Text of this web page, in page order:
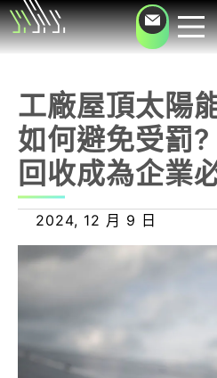
工廠屋頂太陽
如何避免受罰
回收成為企業
2024, 12 月 9 日